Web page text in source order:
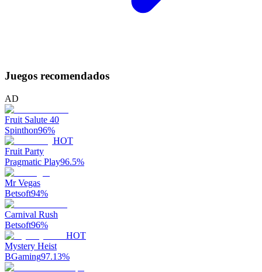
Juegos recomendados
AD
Fruit Salute 40
Spinthon96%
HOT
Fruit Party
Pragmatic Play96.5%
Mr Vegas
Betsoft94%
Carnival Rush
Betsoft96%
HOT
Mystery Heist
BGaming97.13%